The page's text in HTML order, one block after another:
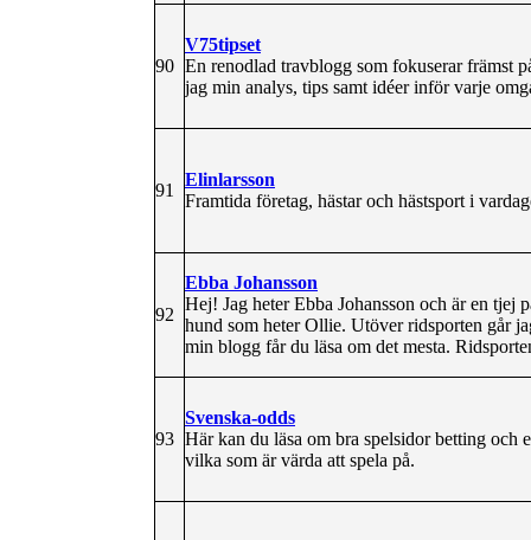
90
V75tipset
En renodlad travblogg som fokuserar främst
jag min analys, tips samt idéer inför varje
91
Elinlarsson
Framtida företag, hästar och hästsport i
92
Ebba Johansson
Hej! Jag heter Ebba Johansson och är en tjej
hund som heter Ollie. Utöver ridsporten går
min blogg får du läsa om det mesta.
93
Svenska-odds
Här kan du läsa om bra spelsidor betting och
vilka som är värda att spela på.